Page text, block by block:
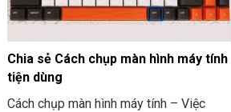
Chia sẻ Cách chụp màn hình máy tính
tiện dùng
Cách chụp màn hình máy tính – Việc